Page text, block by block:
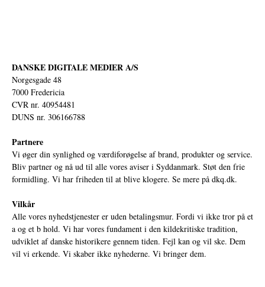
DANSKE DIGITALE MEDIER A/S
Norgesgade 48
7000 Fredericia
CVR nr. 40954481
DUNS nr. 306166788
Partnere
Vi øger din synlighed og værdiforøgelse af brand, produkter og service.
Bliv partner og nå ud til alle vores aviser i Syddanmark. Støt den frie
formidling. Vi har friheden til at blive klogere. Se mere på dkq.dk.
Vilkår
Alle vores nyhedstjenester er uden betalingsmur. Fordi vi ikke tror på et
a og et b hold. Vi har vores fundament i den kildekritiske tradition,
udviklet af danske historikere gennem tiden. Fejl kan og vil ske. Dem
vil vi erkende. Vi skaber ikke nyhederne. Vi bringer dem.